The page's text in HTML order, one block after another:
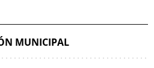
MUNICIPAL